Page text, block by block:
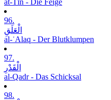
at-Tīn - Die Feige
96.
الْعَلَقِ
al-ʿAlaq - Der Blutklumpen
97.
الْقَدْرِ
al-Qadr - Das Schicksal
98.